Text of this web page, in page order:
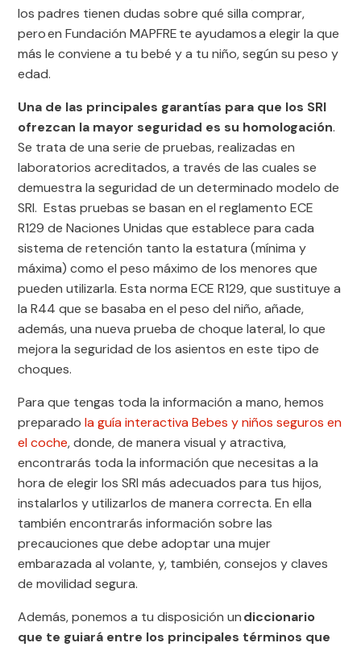
los padres tienen dudas sobre qué silla comprar,
pero en Fundación MAPFRE te ayudamos a elegir la que
más le conviene a tu bebé y a tu niño, según su peso y
edad.
Una de las principales garantías para que los SRI
ofrezcan la mayor seguridad es su homologación.
Se trata de una serie de pruebas, realizadas en
laboratorios acreditados, a través de las cuales se
demuestra la seguridad de un determinado modelo de
SRI. Estas pruebas se basan en el reglamento ECE
R129 de Naciones Unidas que establece para cada
sistema de retención tanto la estatura (mínima y
máxima) como el peso máximo de los menores que
pueden utilizarla. Esta norma ECE R129, que sustituye a
la R44 que se basaba en el peso del niño, añade,
además, una nueva prueba de choque lateral, lo que
mejora la seguridad de los asientos en este tipo de
choques.
Para que tengas toda la información a mano, hemos
preparadola guía interactiva Bebes y niños seguros en
el coche, donde, de manera visual y atractiva,
encontrarás toda la información que necesitas a la
hora de elegir los SRI más adecuados para tus hijos,
instalarlos y utilizarlos de manera correcta. En ella
también encontrarás información sobre las
precauciones que debe adoptar una mujer
embarazada al volante, y, también, consejos y claves
de movilidad segura.
Además, ponemos a tu disposición undiccionario
que te guiará entre los principales términos que